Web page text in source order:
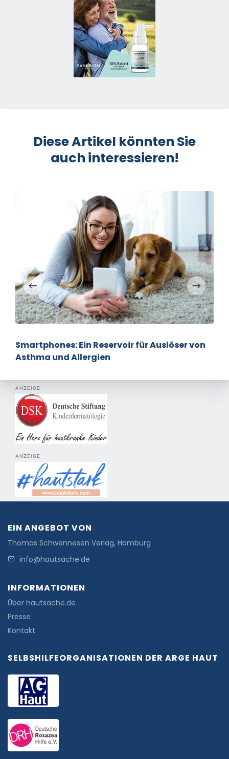
Diese Artikel könnten Sie
auch interessieren!
Smartphones: Ein Reservoir für Auslöser von
Asthma und Allergien
ANZEIGE
ANZEIGE
EIN ANGEBOT VON
Thomas Schwennesen Verlag, Hamburg
info@hautsache.de
INFORMATIONEN
Über hautsache.de
Presse
Kontakt
SELBSHILFEORGANISATIONEN DER ARGE HAUT